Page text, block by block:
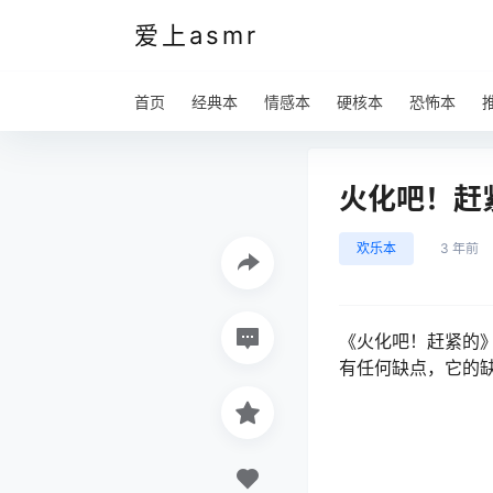
爱上asmr
首页 经典本 情感本 硬核本 恐怖本
火化吧！
欢乐本 3 年前
《火化吧！赶紧
有任何缺点，它的